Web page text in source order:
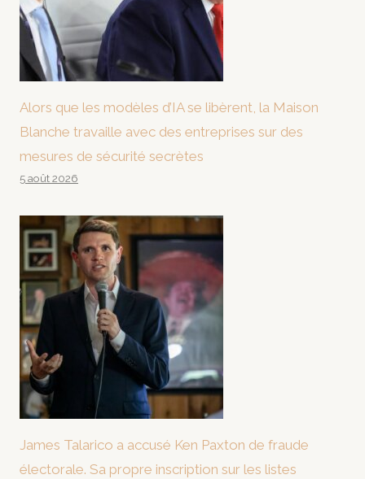
Alors que les modèles d’IA se libèrent, la Maison
Blanche travaille avec des entreprises sur des
mesures de sécurité secrètes
5 août 2026
James Talarico a accusé Ken Paxton de fraude
électorale. Sa propre inscription sur les listes